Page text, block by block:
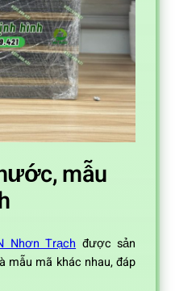
mẫu
Nhơn Trạchđược sản
mã khác nhau, đáp